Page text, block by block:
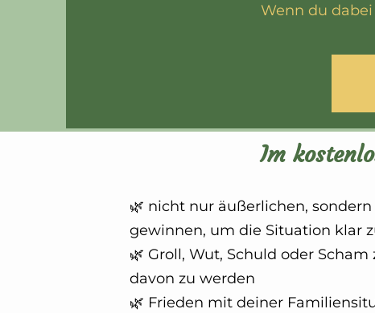
Wenn du
Im
🌿 nicht nur äußerlichen,
gewinnen, um die Situation klar
🌿 Groll, Wut, Schuld oder
davon zu werden
🌿 Frieden mit deiner